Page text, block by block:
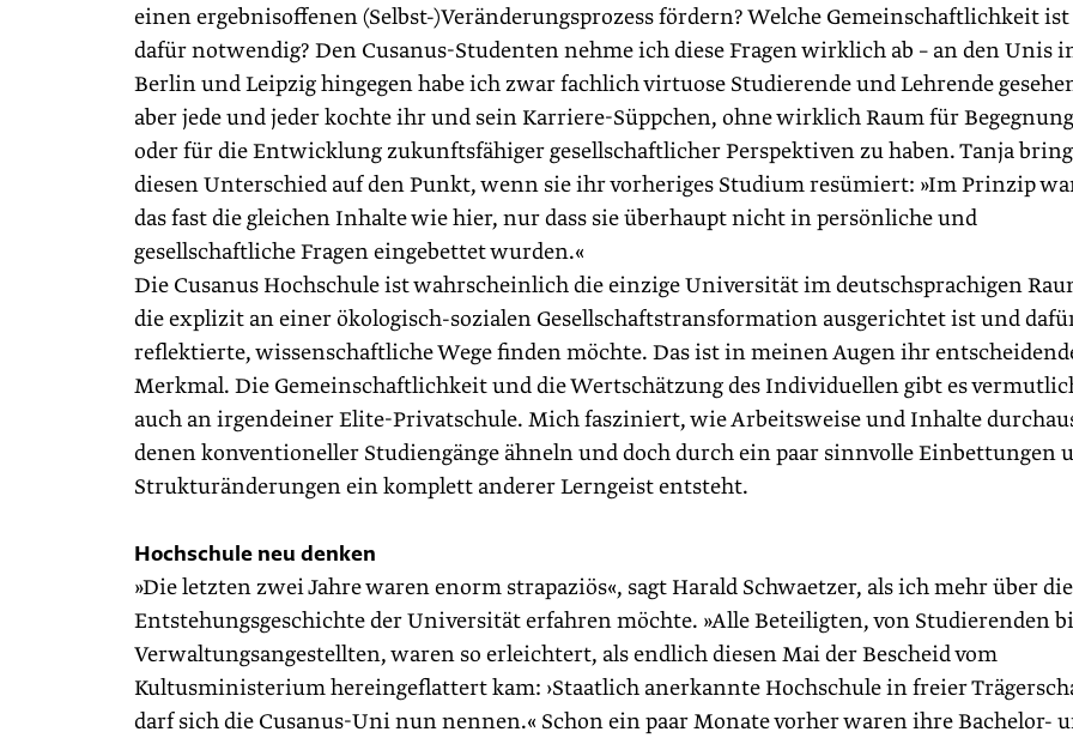
einen ergebnisoffenen (Selbst-)Veränderungsprozess fördern? Welche Gemeinschaftlichkeit ist
dafür notwendig? Den Cusanus-Studenten nehme ich diese Fragen wirklich ab – an den Unis
Berlin und Leipzig hingegen habe ich zwar fachlich virtuose Studierende und Lehrende
aber jede und jeder kochte ihr und sein Karriere-Süppchen, ohne wirklich Raum für Begegnung
oder für die Entwicklung zukunftsfähiger gesellschaftlicher Perspektiven zu haben. Tanja
diesen Unterschied auf den Punkt, wenn sie ihr vorheriges Studium resümiert: »Im Prinzip
das fast die gleichen Inhalte wie hier, nur dass sie überhaupt nicht in persönliche und
gesellschaftliche Fragen eingebettet wurden.«
Die Cusanus Hochschule ist wahrscheinlich die einzige Universität im deutschsprachigen
die explizit an einer ökologisch-sozialen Gesellschaftstransformation ausgerichtet ist und
reflektierte, wissenschaftliche Wege finden möchte. Das ist in meinen Augen ihr
Merkmal. Die Gemeinschaftlichkeit und die Wertschätzung des Individuellen gibt es
auch an irgendeiner Elite-Privatschule. Mich fasziniert, wie Arbeitsweise und Inhalte
denen konventioneller Studiengänge ähneln und doch durch ein paar sinnvolle Einbettungen
Strukturänderungen ein komplett anderer Lerngeist entsteht.
Hochschule neu denken
»Die letzten zwei Jahre waren enorm strapaziös«, sagt Harald Schwaetzer, als ich mehr über die
Entstehungsgeschichte der Universität erfahren möchte. »Alle Beteiligten, von Studierenden
Verwaltungsangestellten, waren so erleichtert, als endlich diesen Mai der Bescheid vom
Kultusministerium ­hereingeflattert kam: ›Staatlich anerkannte Hochschule in freier
darf sich die Cusanus-Uni nun nennen.« Schon ein paar Monate vorher waren ihre Bachelor-